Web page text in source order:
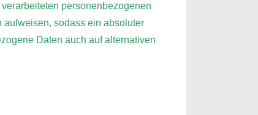
personenbezogenen
sodass ein absoluter
Daten auch auf alternativen